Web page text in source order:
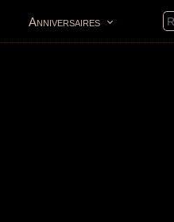
Anniversaires